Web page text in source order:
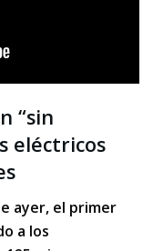
“sin
eléctricos
ayer, el primer
a los